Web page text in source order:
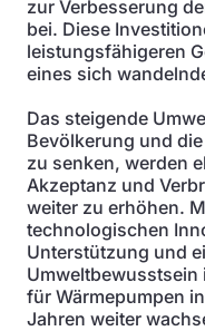
zur Verbesserung
bei. Diese
leistungsfähigeren
eines sich
Das steigende
Bevölkerung und
zu senken, werden
Akzeptanz und
weiter zu erhöhen.
technologischen
Unterstützung und
Umweltbewusstsein
für Wärmepumpen
Jahren weiter